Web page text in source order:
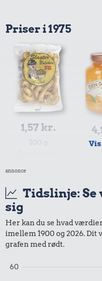
Priser i 1975
1,57 kr.
annonce
Tidslinje:
sig
Her kan du se hvad
imellem 1900 og 2026.
grafen med rødt.
60